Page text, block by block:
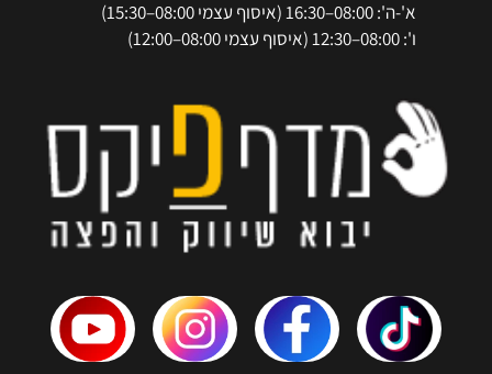
א'-ה': 08:00–16:30 (איסוף עצמי 08:00–15:30)
ו': 08:00–12:30 (איסוף עצמי 08:00–12:00)